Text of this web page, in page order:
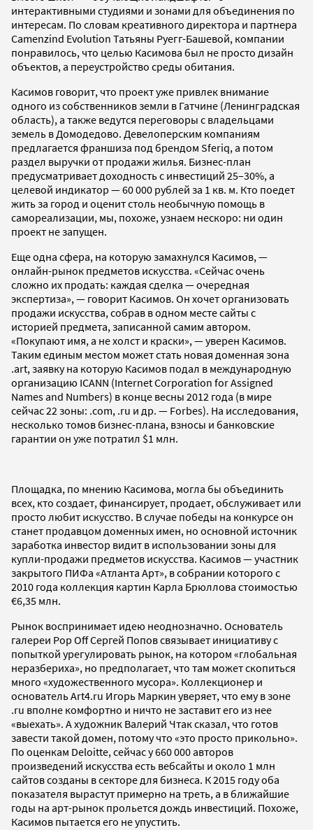
интерактивными студиями и зонами для объединения по
интересам. По словам креативного директора и партнера
Camenzind Evolution Татьяны Руегг-Башевой, компании
понравилось, что целью Касимова был не просто дизайн
объектов, а переустройство среды обитания.
Касимов говорит, что проект уже привлек внимание
одного из собственников земли в Гатчине (Ленинградская
область), а также ведутся переговоры с владельцами
земель в Домодедово. Девелоперским компаниям
предлагается франшиза под брендом Sferiq, а потом
раздел выручки от продажи жилья. Бизнес-план
предусматривает доходность с инвестиций 25–30%, а
целевой индикатор — 60 000 рублей за 1 кв. м. Кто поедет
жить за город и оценит столь необычную помощь в
самореализации, мы, похоже, узнаем нескоро: ни один
проект не запущен.
Еще одна сфера, на которую замахнулся Касимов, —
онлайн-рынок предметов искусства. «Сейчас очень
сложно их продать: каждая сделка — очередная
экспертиза», — говорит Касимов. Он хочет организовать
продажи искусства, собрав в одном месте сайты с
историей предмета, записанной самим автором.
«Покупают имя, а не холст и краски», — уверен Касимов.
Таким единым местом может стать новая доменная зона
.art, заявку на которую Касимов подал в международную
организацию ICANN (Internet Corporation for Assigned
Names and Numbers) в конце весны 2012 года (в мире
сейчас 22 зоны: .com, .ru и др. — Forbes). На исследования,
несколько томов бизнес-плана, взносы и банковские
гарантии он уже потратил $1 млн.
Площадка, по мнению Касимова, могла бы объединить
всех, кто создает, финансирует, продает, обслуживает или
просто любит искусство. В случае победы на конкурсе он
станет продавцом доменных имен, но основной источник
заработка инвестор видит в использовании зоны для
купли-продажи предметов искусства. Касимов — участник
закрытого ПИФа «Атланта Арт», в собрании которого с
2010 года коллекция картин Карла Брюллова стоимостью
€6,35 млн.
Рынок воспринимает идею неоднозначно. Основатель
галереи Pop Off Сергей Попов связывает инициативу с
попыткой урегулировать рынок, на котором «глобальная
неразбериха», но предполагает, что там может скопиться
много «художественного мусора». Коллекционер и
основатель Art4.ru Игорь Маркин уверяет, что ему в зоне
.ru вполне комфортно и ничто не заставит его из нее
«выехать». А художник Валерий Чтак сказал, что готов
завести такой домен, потому что «это просто прикольно».
По оценкам Deloitte, сейчас у 660 000 авторов
произведений искусства есть вебсайты и около 1 млн
сайтов созданы в секторе для бизнеса. К 2015 году оба
показателя вырастут примерно на треть, а в ближайшие
годы на арт-рынок прольется дождь инвестиций. Похоже,
Касимов пытается его не упустить.